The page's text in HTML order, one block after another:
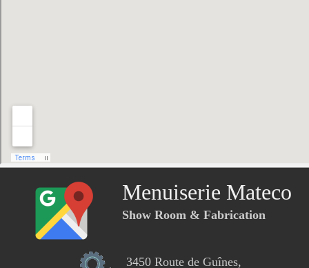
Menuiserie Mateco
Show Room & Fabrication
3450 Route de Guînes,